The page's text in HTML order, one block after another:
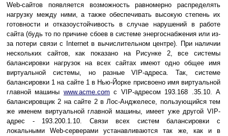
Web-сайтов появляется возможность равномерно распределять
нагрузку между ними, а также обеспечивать высокую степень их
готовности и отказоустойчивость в случае нарушений в работе
сайта (будь то по причине сбоев в системе энергоснабжения или из-
за потери связи с Internet в вычислительном центре). При наличии
нескольких сайтов, как показано на Рисунке 2, все системы
балансировки нагрузок на всех сайтах имеют одно общее имя
виртуальной системы, но разные VIP-адреса. Так, системе
балансировки 1 на сайте 1 в Нью-Йорке присвоено имя виртуальной
главной машины www.acme.com с VIP-адресом 193.168 .35.10. А
балансировщик 2 на сайте 2 в Лос-Анджелесе, пользующийся тем
же именем виртуальной главной машины, имеет уже другой VIP-
адрес - 193.200.1.10. Связи всех систем балансировки с
локальными Web-серверами устанавливаются так же, как и в